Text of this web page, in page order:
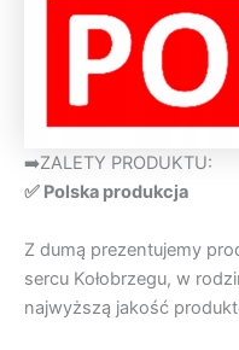
➡️ZALETY PRODUKTU:
✅ Polska produkcja
Z dumą prezentujemy
sercu Kołobrzegu, w
najwyższą jakość